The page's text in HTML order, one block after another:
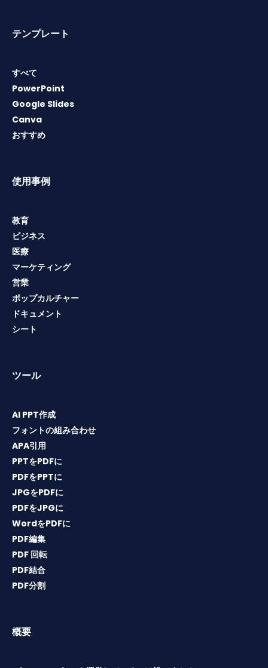
テンプレート
すべて
PowerPoint
Google Slides
Canva
おすすめ
使用事例
教育
ビジネス
医療
マーケティング
営業
ポップカルチャー
ドキュメント
シート
ツール
AI PPT作成
フォントの組み合わせ
APA引用
PPTをPDFに
PDFをPPTに
JPGをPDFに
PDFをJPGに
WordをPDFに
PDF編集
PDF 回転
PDF結合
PDF分割
概要